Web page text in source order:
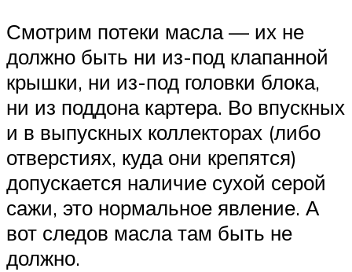
Смотрим потеки масла — их не
должно быть ни из-под клапанной
крышки, ни из-под головки блока,
ни из поддона картера. Во впускных
и в выпускных коллекторах (либо
отверстиях, куда они крепятся)
допускается наличие сухой серой
сажи, это нормальное явление. А
вот следов масла там быть не
должно.